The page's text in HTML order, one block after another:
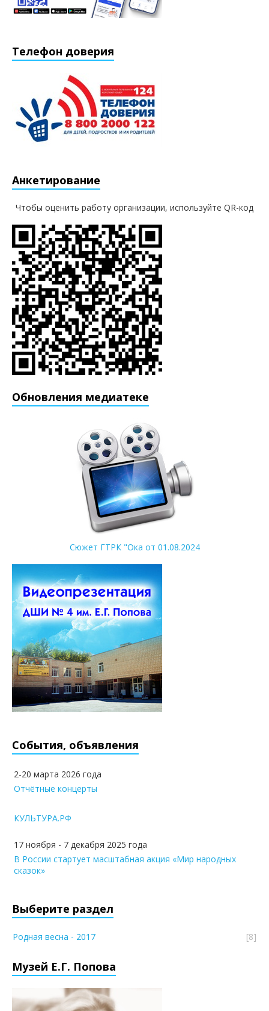
Телефон доверия
Анкетирование
Чтобы оценить работу организации, используйте QR-код
Обновления медиатеке
Сюжет ГТРК "Ока от 01.08.2024
События, объявления
2-20 марта 2026 года
Отчётные концерты
КУЛЬТУРА.РФ
17 ноября - 7 декабря 2025 года
В России стартует масштабная акция «Мир народных
сказок»
Выберите раздел
Родная весна - 2017 [8]
Музей Е.Г. Попова